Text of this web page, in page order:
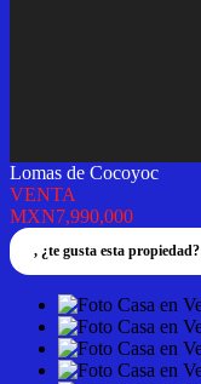
Lomas de Cocoyoc
VENTA
MXN7,990,000
, ¿te gusta esta propiedad?